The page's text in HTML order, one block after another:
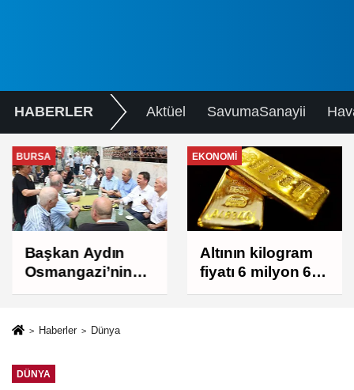
HABERLER Aktüel SavumaSanayii
BURSA
Başkan Aydın
Osmangazi’nin
Nabzını Sahada
EKONOMI
Altının kilogram
fiyatı 6 milyon 673
bin liraya
Haberler Dünya
DÜNYA